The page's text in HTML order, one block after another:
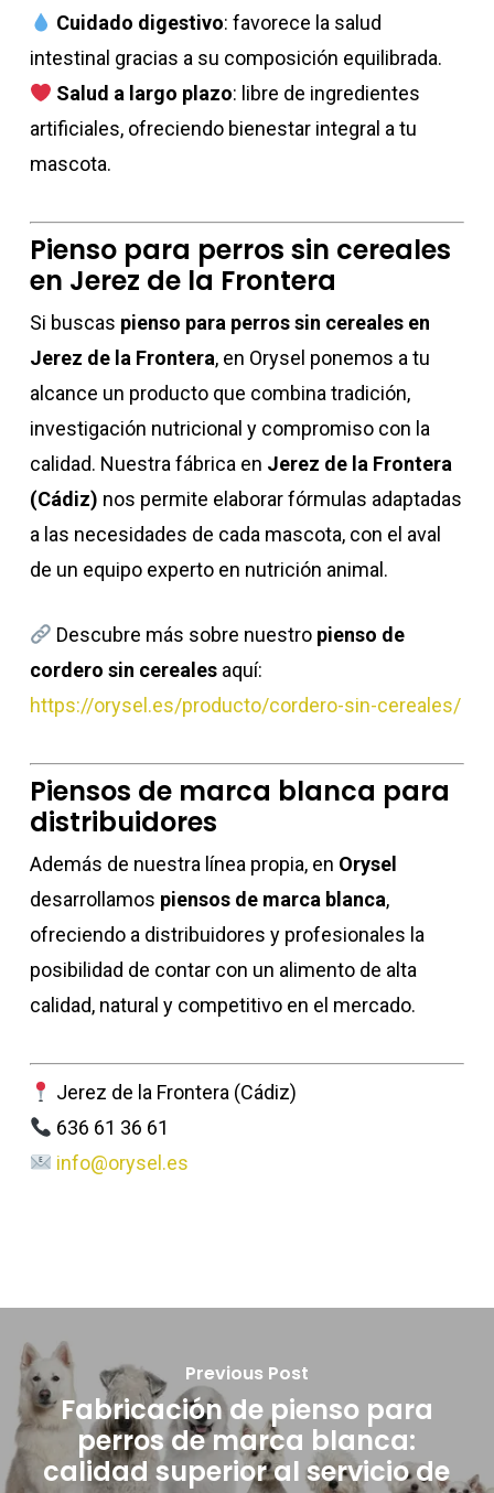
Cuidado digestivo: favorece la salud
intestinal gracias a su composición equilibrada.
Salud a largo plazo: libre de ingredientes
artificiales, ofreciendo bienestar integral a tu
mascota.
Pienso para perros sin cereales
en Jerez de la Frontera
Si buscas pienso para perros sin cereales en
Jerez de la Frontera, en Orysel ponemos a tu
alcance un producto que combina tradición,
investigación nutricional y compromiso con la
calidad. Nuestra fábrica en Jerez de la Frontera
(Cádiz) nos permite elaborar fórmulas adaptadas
a las necesidades de cada mascota, con el aval
de un equipo experto en nutrición animal.
Descubre más sobre nuestro pienso de
cordero sin cerealesaquí:
https://orysel.es/producto/cordero-sin-cereales/
Piensos de marca blanca para
distribuidores
Además de nuestra línea propia, en Orysel
desarrollamos piensos de marca blanca,
ofreciendo a distribuidores y profesionales la
posibilidad de contar con un alimento de alta
calidad, natural y competitivo en el mercado.
Jerez de la Frontera (Cádiz)
636 61 36 61
info@orysel.es
Previous Post
Fabricación de pienso para
perros de marca blanca:
calidad superior al servicio de